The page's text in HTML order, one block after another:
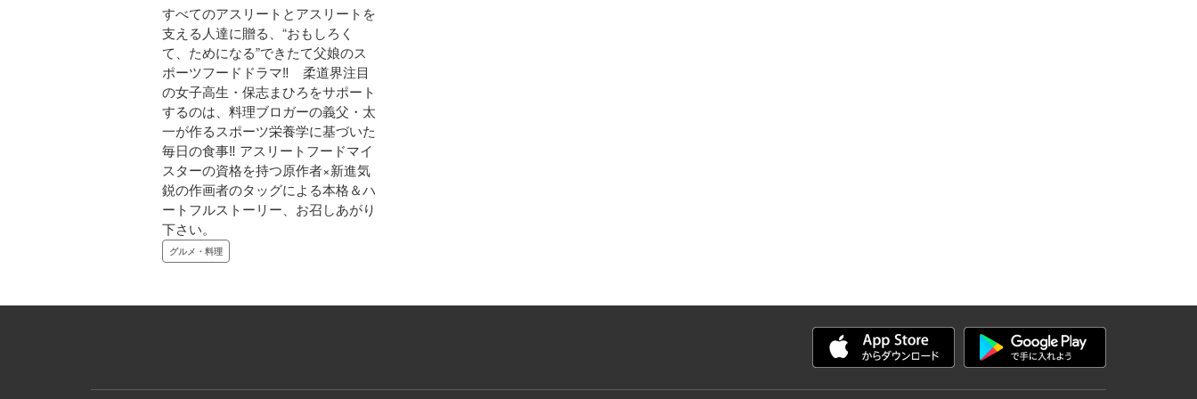
すべてのアスリートとアスリートを
支える人達に贈る、“おもしろく
て、ためになる”できたて父娘のス
ポーツフードドラマ‼ 柔道界注目
の女子高生・保志まひろをサポート
するのは、料理ブロガーの義父・太
一が作るスポーツ栄養学に基づいた
毎日の食事‼ アスリートフードマイ
スターの資格を持つ原作者×新進気
鋭の作画者のタッグによる本格＆ハ
ートフルストーリー、お召しあがり
下さい。
グルメ・料理